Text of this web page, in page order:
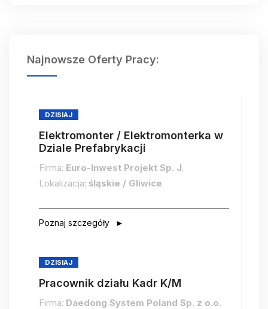
Najnowsze Oferty Pracy:
DZISIAJ
Elektromonter / Elektromonterka w
Dziale Prefabrykacji
Firma: Euro-Inwest Projekt Sp. J.
Lokalizacja: śląskie / Gliwice
Poznaj szczegóły
DZISIAJ
Pracownik działu Kadr K/M
Firma: Daedong System Poland Sp. z o.o.